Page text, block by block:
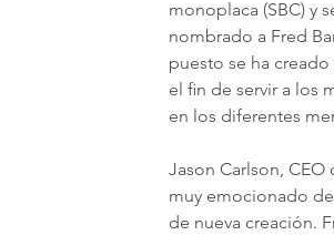
monoplaca (SBC) y
nombrado a Fred
puesto se ha
el fin de servir a los
en los diferentes
Jason Carlson,
muy emocionado
de nueva creación.